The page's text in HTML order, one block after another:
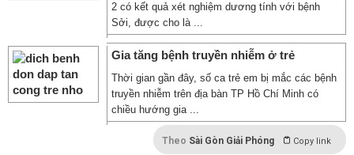
2 có kết quả xét nghiệm dương tính với bệnh
Sởi, được cho là ...
Gia tăng bệnh truyền nhiễm ở trẻ
Thời gian gần đây, số ca trẻ em bị mắc các bệnh
truyền nhiễm trên địa bàn TP Hồ Chí Minh có
chiều hướng gia ...
Theo Sài Gòn Giải Phóng Copy link